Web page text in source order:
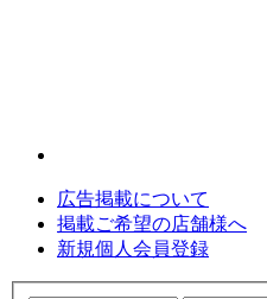
広告掲載について
掲載ご希望の店舗様へ
新規個人会員登録